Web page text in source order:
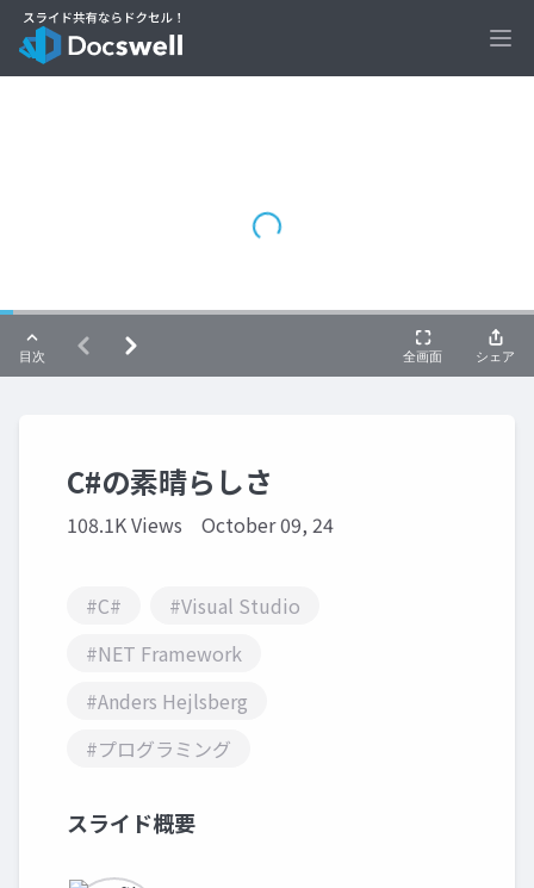
C#の素晴らしさ
108.1K Views October 09, 24
#C#
#Visual Studio
#NET Framework
#Anders Hejlsberg
#プログラミング
スライド概要